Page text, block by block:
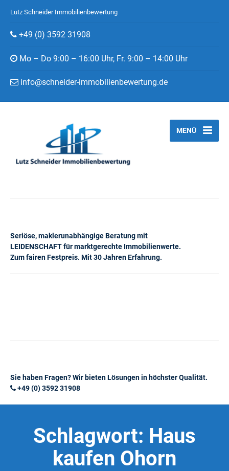
Lutz Schneider Immobilienbewertung
+49 (0) 3592 31908
Mo – Do 9:00 – 16:00 Uhr, Fr. 9:00 – 14:00 Uhr
info@schneider-immobilienbewertung.de
Seriöse, maklerunabhängige Beratung mit
LEIDENSCHAFT für marktgerechte Immobilienwerte.
Zum fairen Festpreis. Mit 30 Jahren Erfahrung.
MENÜ
Sie haben Fragen? Wir bieten Lösungen in höchster Qualität.
+49 (0) 3592 31908
Schlagwort: Haus
kaufen Ohorn